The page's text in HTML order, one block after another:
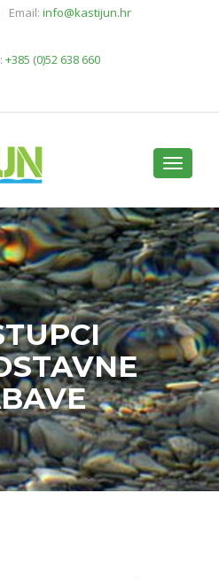
Email: info@kastijun.hr
+385 (0)52 638 660
Toggle